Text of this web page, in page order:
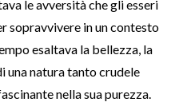
le avversità che gli esseri
sopravvivere in un contesto
esaltava la bellezza, la
una natura tanto crudele
nella sua purezza.